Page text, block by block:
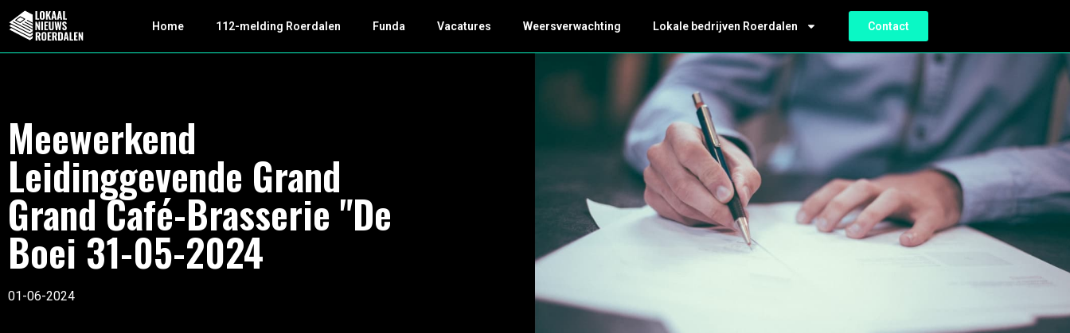
Home 112-melding Roerdalen Funda Vacatures Weersverwachting Lokale bedrijven Roerdalen Contact
Meewerkend
Leidinggevende Grand
Grand Café-Brasserie "De
Boei 31-05-2024
01-06-2024